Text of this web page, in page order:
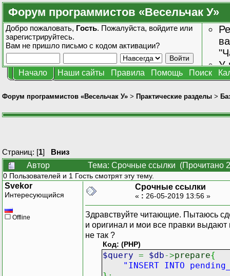
Форум программистов «Весельчак У»
Добро пожаловать, Гость. Пожалуйста, войдите или
зарегистрируйтесь.
Вам не пришло письмо с кодом активации?
У
Начало Наши сайты Правила Помощь Поиск
Форум программистов «Весельчак У» > Практические разделы >
Страниц: [1] Вниз
Автор
Тема: Срочные ссылки (Прочитано
0 Пользователей и 1 Гость смотрят эту тему.
Svekor
Интересующийся
Offline
Срочные ссылки
« : 26-05-2019 13:56 »
Здравствуйте читающие. Пытаюсь
и оригинал и мои все правки выдают
не так ?
Код: (PHP)
$query = $db->prepare{
"INSERT INTO